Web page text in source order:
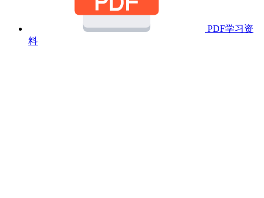
PDF学习资
料